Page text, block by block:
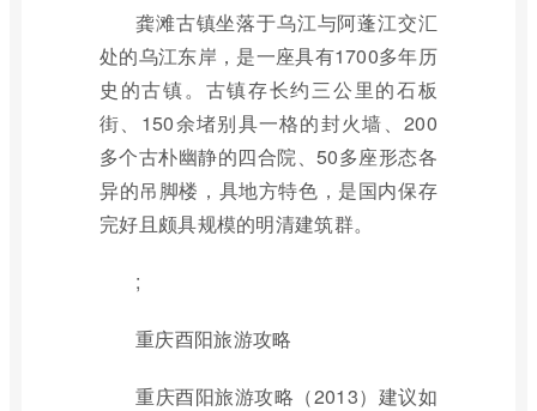
龚滩古镇坐落于乌江与阿蓬江交汇
处的乌江东岸，是一座具有1700多年历
史的古镇。古镇存长约三公里的石板
街、150余堵别具一格的封火墙、200
多个古朴幽静的四合院、50多座形态各
异的吊脚楼，具地方特色，是国内保存
完好且颇具规模的明清建筑群。
;
重庆酉阳旅游攻略
重庆酉阳旅游攻略（2013）建议如